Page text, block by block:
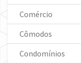
Comércio
Cômodos
Condomínios